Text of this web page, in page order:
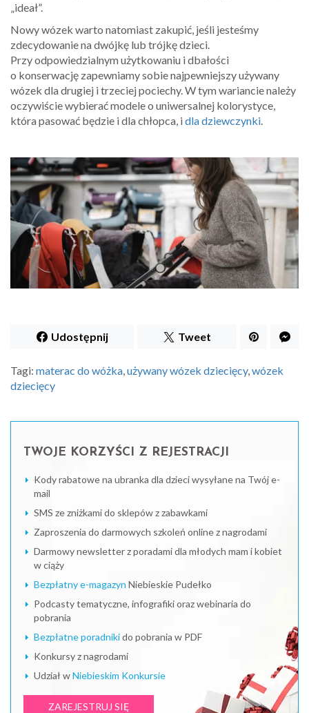
„ideał”.
Nowy wózek warto natomiast zakupić, jeśli jesteśmy
zdecydowanie na dwójkę lub trójkę dzieci.
Przy odpowiedzialnym użytkowaniu i dbałości
o konserwację zapewniamy sobie najpewniejszy używany
wózek dla drugiej i trzeciej pociechy. W tym wariancie należy
oczywiście wybierać modele o uniwersalnej kolorystyce,
która pasować będzie i dla chłopca, idla dziewczynki.
Udostępnij Tweet
Tagi: materac do wóżka,używany wózek dziecięcy,wózek
dziecięcy
TWOJE KORZYŚCI Z REJESTRACJI
Kody rabatowe na ubranka dla dzieci wysyłane na Twój e-
mail
SMS ze zniżkami do sklepów z zabawkami
Zaproszenia do darmowych szkoleń online z nagrodami
Darmowy newsletter z poradami dla młodych mam i kobiet
w ciąży
Bezpłatny e-magazyn Niebieskie Pudełko
Podcasty tematyczne, infografiki oraz webinaria do
pobrania
Bezpłatne poradnikido pobrania w PDF
Konkursy z nagrodami
Udział wNiebieskim Konkursie
ZAREJESTRUJ SIĘ